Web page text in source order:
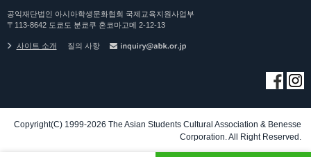
공익재단법인 아시아학생문화협회 국제교육지원사업부
〒113-8642 도쿄도 분쿄쿠 혼코마고메 2-12-13
사이트 소개 질의 사항
Copyright(C) 1999-2026 The Asian Students Cultural Association & Benesse
Corporation. All Right Reserved.